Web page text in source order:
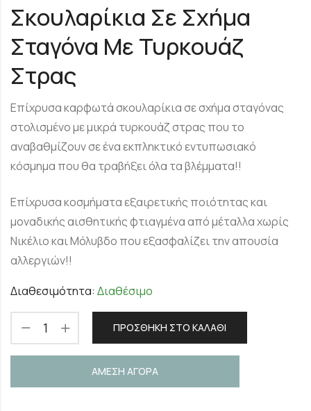
Σκουλαρίκια Σε Σχήμα
Σταγόνα Με Τυρκουάζ
Στρας
Επίχρυσα καρφωτά σκουλαρίκια σε σχήμα σταγόνας
στολισμένο με μικρά τυρκουάζ στρας που το
αναβαθμίζουν σε ένα εκπληκτικό εντυπωσιακό
κόσμημα που θα τραβήξει όλα τα βλέμματα!!
Επίχρυσα κοσμήματα εξαιρετικής ποιότητας και
μοναδικής αισθητικής φτιαγμένα από μέταλλα χωρίς
Νικέλιο και Μόλυβδο που εξασφαλίζει την απουσία
αλλεργιών!!
Διαθεσιμότητα: Διαθέσιμο
ΠΡΟΣΘΉΚΗ ΣΤΟ ΚΑΛΆΘΙ
ΑΜΕΣΗ ΑΓΟΡΑ